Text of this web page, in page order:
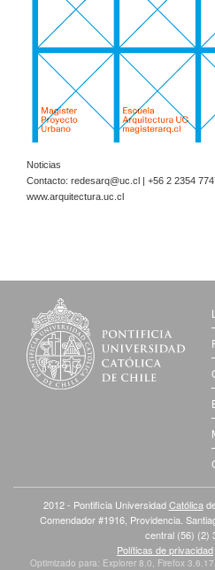
Noticias
Contacto: redesarq@uc.cl | +56 2 2354
www.arquitectura.uc.cl
2012 - Pontificia UniversidadCatólica
Comendador #1916, Providencia.
central (56) (2)
Políticas de privacidad
Optimizado para: Explorer 8.0, Firefox